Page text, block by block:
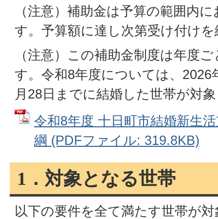
（注意）補助金は予算の範囲内
す。予算額に達し次第受け付け
（注意）この補助金制度は年度
す。令和8年度については、2026
月28日までに結婚した世帯が対
令和8年度 十日町市結婚新生
綱 (PDFファイル: 319.8KB)
1．対象となる世帯
以下の要件を全て満たす世帯が